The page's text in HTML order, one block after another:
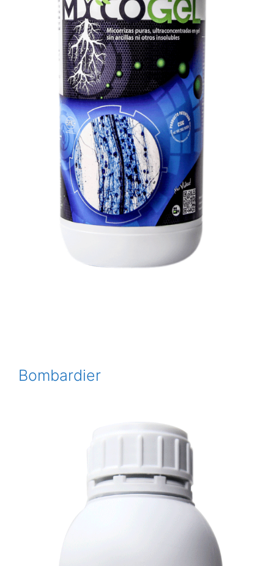
Bombardier